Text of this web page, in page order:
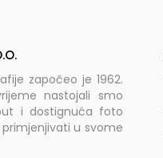
započeo je 1962.
nastojali smo
i dostignuća foto
u svome